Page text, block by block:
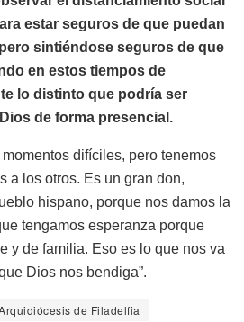
estar seguros de que puedan
sintiéndose seguros de que
en estos tiempos de
lo distinto que podría ser
de forma presencial.
difíciles, pero tenemos
a los otros. Es un gran don,
hispano, porque nos damos la
tengamos esperanza porque
y de familia. Eso es lo que nos va
Dios nos bendiga”.
de Filadelfia